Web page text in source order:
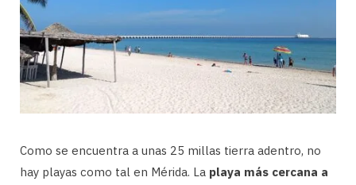
Como se encuentra a unas 25 millas tierra adentro, no
hay playas como tal en Mérida. La playa más cercana a